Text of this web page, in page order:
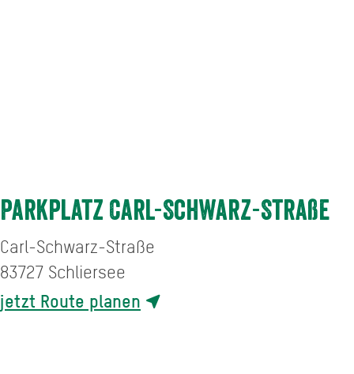
Parkplatz Carl-Schwarz-Straße
Carl-Schwarz-Straße
83727 Schliersee
jetzt Route planen